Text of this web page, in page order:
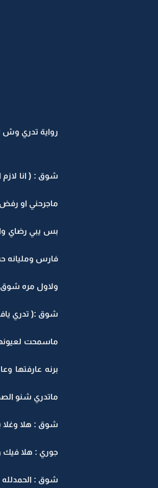
رواية تدري وش
شوق : ( انا
ماجرحني او
بس يبي رضاي
فارس ومليانه
ولاول مره شوق
شوق :( تدري
ماسمحت
برنه عارفتها
ماتدري شنو
شوق : هلا وغلا
جوري : هلا فيك
شوق : الحمدلله